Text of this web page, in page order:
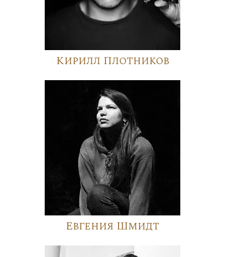
Кирилл Плотников
Евгения Шмидт